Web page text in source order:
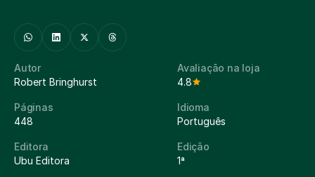
Autor
Robert Bringhurst
Avaliação na loja
4.8
Páginas
448
Idioma
Português
Editora
Ubu Editora
Edição
1ª